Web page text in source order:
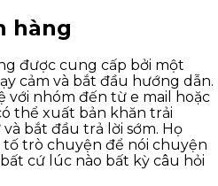
hàng
được cung cấp bởi một
cảm và bắt đầu hướng dẫn.
với nhóm đến từ e mail hoặc
thể xuất bản khăn trải
bắt đầu trả lời sớm. Họ
trò chuyện để nói chuyện
cứ lúc nào bất kỳ câu hỏi